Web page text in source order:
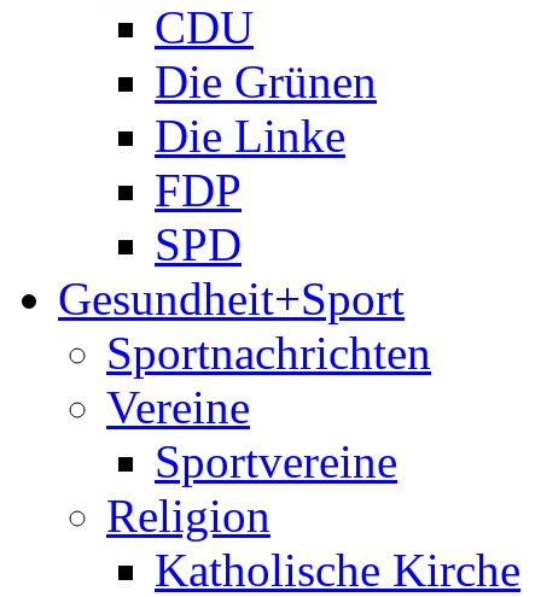
CDU
Die Grünen
Die Linke
FDP
SPD
Gesundheit+Sport
Sportnachrichten
Vereine
Sportvereine
Religion
Katholische Kirche